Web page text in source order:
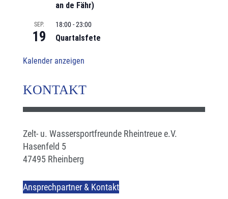
an de Fähr)
SEP.
19
18:00-23:00
Quartalsfete
Kalender anzeigen
KONTAKT
Zelt- u. Wassersportfreunde Rheintreue e.V.
Hasenfeld 5
47495 Rheinberg
Ansprechpartner & Kontakt